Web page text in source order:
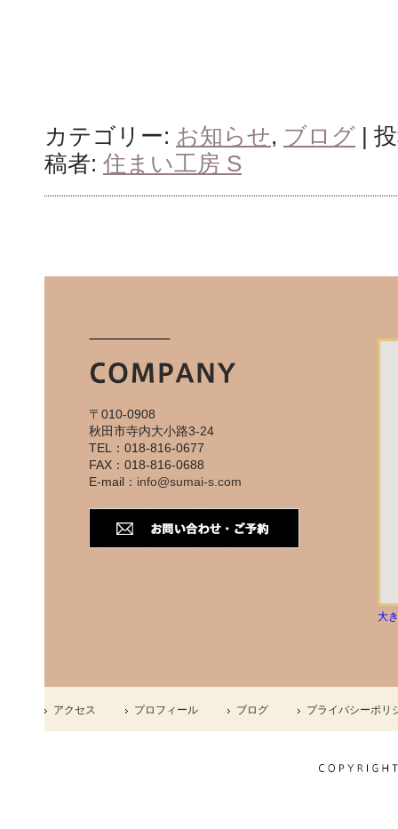
カテゴリー: お知らせ, ブログ |
稿者: 住まい工房 S
〒010-0908
秋田市寺内大小路3-24
TEL：018-816-0677
FAX：018-816-0688
E-mail： info@sumai-s.com
大
アクセス プロフィール ブログ プライバシーポリ